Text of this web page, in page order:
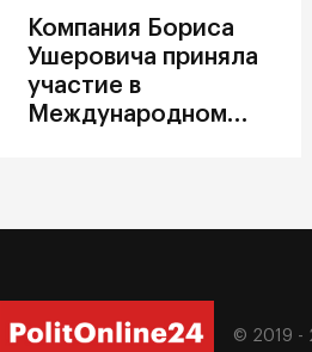
Компания Бориса
Ушеровича приняла
участие в
Международном
© 2019 -